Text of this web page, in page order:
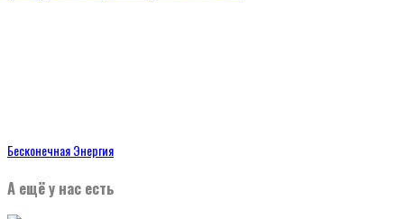
Бесконечная Энергия
А ещё у нас есть